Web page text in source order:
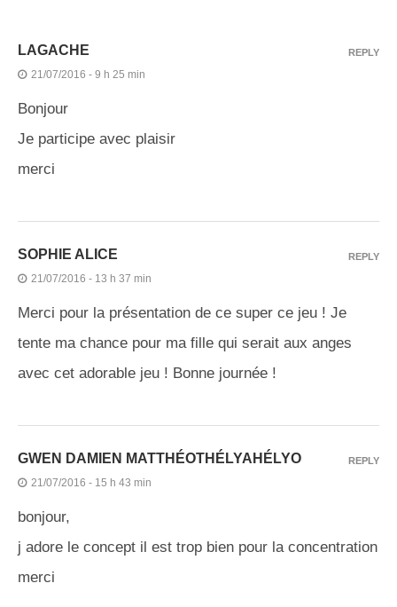
LAGACHE
21/07/2016 - 9 h 25 min
Bonjour
Je participe avec plaisir
merci
REPLY
SOPHIE ALICE
21/07/2016 - 13 h 37 min
Merci pour la présentation de ce super ce jeu ! Je
tente ma chance pour ma fille qui serait aux anges
avec cet adorable jeu ! Bonne journée !
REPLY
GWEN DAMIEN MATTHÉOTHÉLYAHÉLYO
21/07/2016 - 15 h 43 min
bonjour,
j adore le concept il est trop bien pour la concentration
merci
REPLY